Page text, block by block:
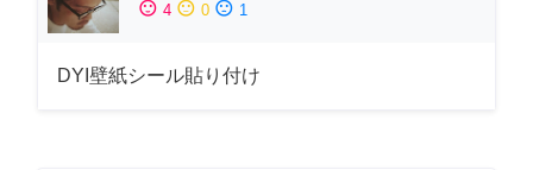
sentiment_satisfied 4 sentiment_neutral 0 sentiment_dissatisfied 1
DYI壁紙シール貼り付け